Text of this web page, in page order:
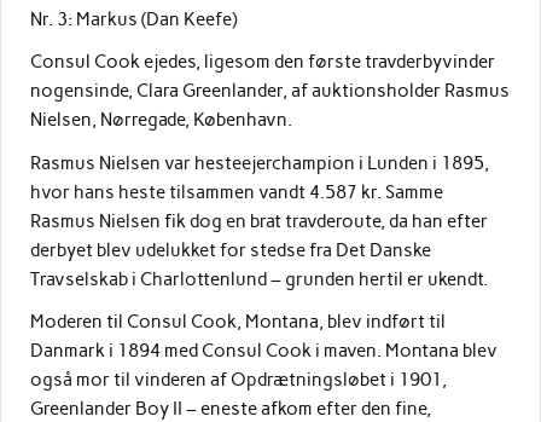
Nr. 3: Markus (Dan Keefe)
Consul Cook ejedes, ligesom den første travderbyvinder
nogensinde, Clara Greenlander, af auktionsholder Rasmus
Nielsen, Nørregade, København.
Rasmus Nielsen var hesteejerchampion i Lunden i 1895,
hvor hans heste tilsammen vandt 4.587 kr. Samme
Rasmus Nielsen fik dog en brat travderoute, da han efter
derbyet blev udelukket for stedse fra Det Danske
Travselskab i Charlottenlund – grunden hertil er ukendt.
Moderen til Consul Cook, Montana, blev indført til
Danmark i 1894 med Consul Cook i maven. Montana blev
også mor til vinderen af Opdrætningsløbet i 1901,
Greenlander Boy II – eneste afkom efter den fine,